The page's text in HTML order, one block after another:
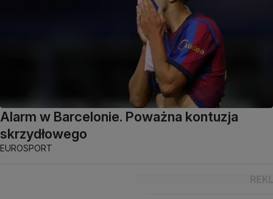
Alarm w Barcelonie. Poważna kontuzja
skrzydłowego
EUROSPORT